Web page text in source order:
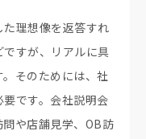
た理想像を返答すれ
すが、リアルに具
そのためには、社
です。会社説明会
や店舗見学、OB訪